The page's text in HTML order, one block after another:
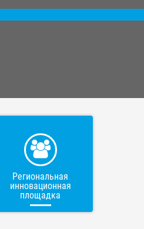
Региональная
инновационная
площадка